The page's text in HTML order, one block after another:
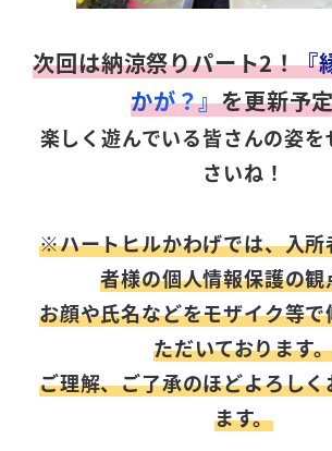
次回は納涼祭りパート2！『
かが？』を更新予
楽しく遊んでいる皆さんの姿
さいね！
※ハートヒルかわげでは、入所
者様の個人情報保護の観
お顔や氏名などをモザイク等
ただいております
ご理解、ご了承のほどよろし
ます。